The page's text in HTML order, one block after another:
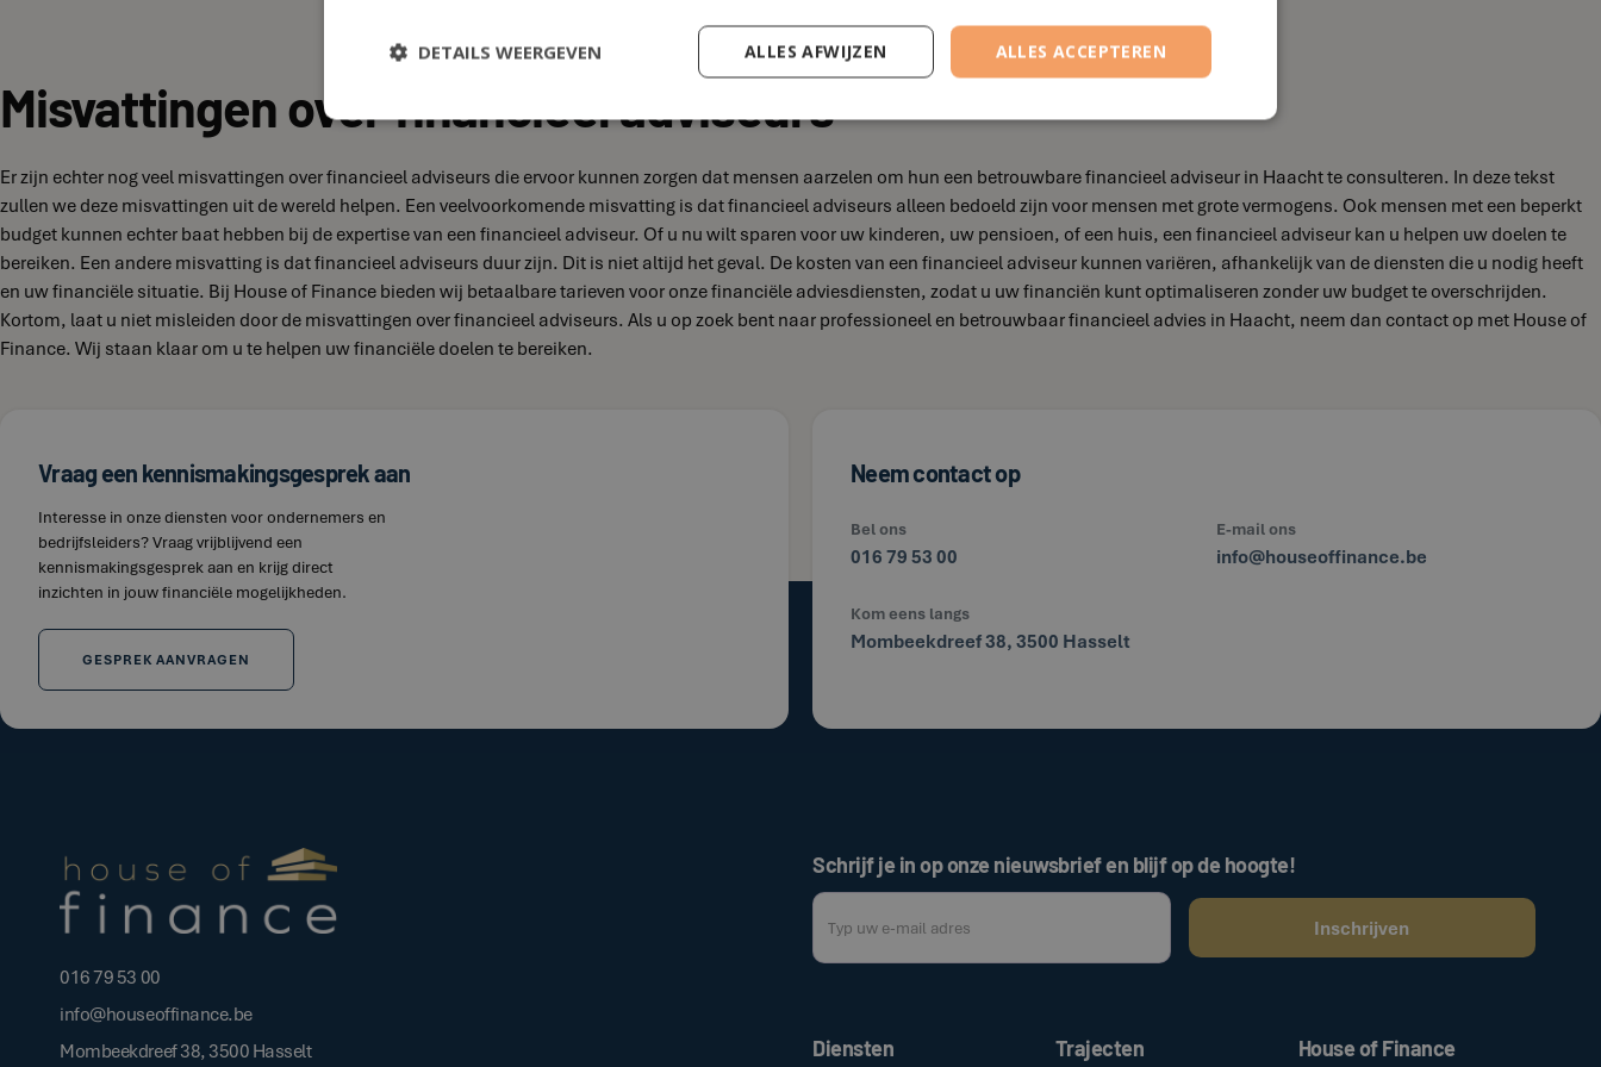
Misvattingen over financieel adviseurs
Er zijn echter nog veel misvattingen over financieel adviseurs die ervoor kunnen zorgen dat mensen aarzelen om hun een betrouwbare financieel adviseur in Haacht te consulteren. In deze tekst
zullen we deze misvattingen uit de wereld helpen. Een veelvoorkomende misvatting is dat financieel adviseurs alleen bedoeld zijn voor mensen met grote vermogens. Ook mensen met een beperkt
budget kunnen echter baat hebben bij de expertise van een financieel adviseur. Of u nu wilt sparen voor uw kinderen, uw pensioen, of een huis, een financieel adviseur kan u helpen uw doelen te
bereiken. Een andere misvatting is dat financieel adviseurs duur zijn. Dit is niet altijd het geval. De kosten van een financieel adviseur kunnen variëren, afhankelijk van de diensten die u nodig heeft
en uw financiële situatie. Bij House of Finance bieden wij betaalbare tarieven voor onze financiële adviesdiensten, zodat u uw financiën kunt optimaliseren zonder uw budget te overschrijden.
Kortom, laat u niet misleiden door de misvattingen over financieel adviseurs. Als u op zoek bent naar professioneel en betrouwbaar financieel advies in Haacht, neem dan contact op met House of
Finance. Wij staan klaar om u te helpen uw financiële doelen te bereiken.
Vraag een kennismakingsgesprek aan
Interesse in onze diensten voor ondernemers en
bedrijfsleiders? Vraag vrijblijvend een
kennismakingsgesprek aan en krijg direct
inzichten in jouw financiële mogelijkheden.
GESPREK AANVRAGEN
Neem contact op
Bel ons
016 79 53 00
E-mail ons
info@houseoffinance.be
Kom eens langs
Mombeekdreef 38, 3500 Hasselt
016 79 53 00
info@houseoffinance.be
Mombeekdreef 38, 3500 Hasselt
Schrijf je in op onze nieuwsbrief en blijf op de hoogte!
Diensten Trajecten House of Finance
ALLES ACCEPTEREN
ALLES AFWIJZEN
DETAILS WEERGEVEN